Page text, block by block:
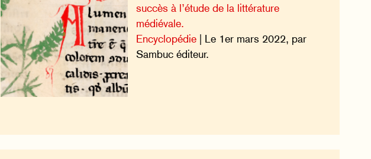
succès à l’étude de la littérature
médiévale.
Encyclopédie| Le 1er mars 2022, par
Sambuc éditeur.